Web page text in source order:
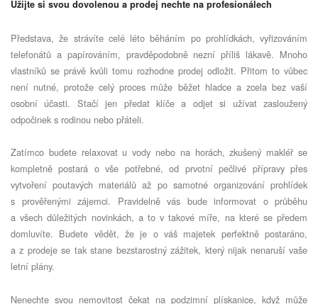
Užijte si svou dovolenou a prodej nechte na profesionálech
Představa, že strávíte celé léto běháním po prohlídkách, vyřizováním
telefonátů a papírováním, pravděpodobně nezní příliš lákavě. Mnoho
vlastníků se právě kvůli tomu rozhodne prodej odložit. Přitom to vůbec
není nutné, protože celý proces může běžet hladce a zcela bez vaší
osobní účasti. Stačí jen předat klíče a odjet si užívat zasloužený
odpočinek s rodinou nebo přáteli.
Zatímco budete relaxovat u vody nebo na horách, zkušený makléř se
kompletně postará o vše potřebné, od prvotní pečlivé přípravy přes
vytvoření poutavých materiálů až po samotné organizování prohlídek
s prověřenými zájemci. Pravidelně vás bude informovat o průběhu
a všech důležitých novinkách, a to v takové míře, na které se předem
domluvíte. Budete vědět, že je o váš majetek perfektně postaráno,
a z prodeje se tak stane bezstarostný zážitek, který nijak nenaruší vaše
letní plány.
Nenechte svou nemovitost čekat na podzimní plískanice, když může